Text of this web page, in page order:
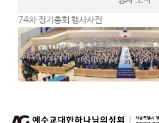
74차 정기총회 행사사진